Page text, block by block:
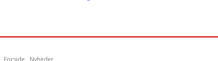
Forside Nyheder